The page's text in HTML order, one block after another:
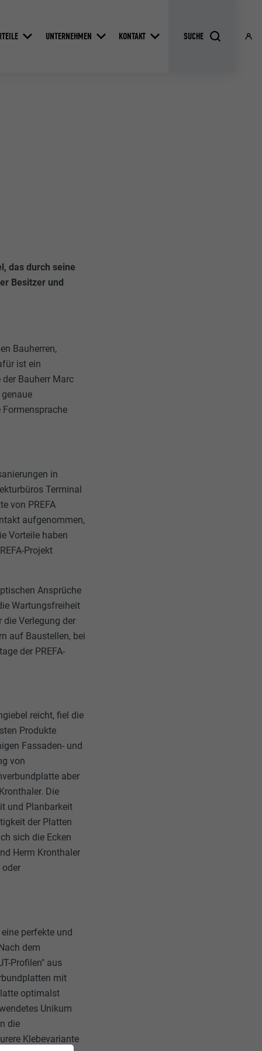
UNTERNEHMEN KONTAKT
das durch seine
Besitzer und
Bauherren,
ist ein
Bauherr Marc
in
Terminal
von PREFA
aufgenommen,
Vorteile haben
Projekt
Ansprüche
Wartungsfreiheit
Verlegung der
auf Baustellen, bei
der PREFA-
reicht, fiel die
Produkte
Fassaden- und
von
aber
Die
und Planbarkeit
der Platten
sich die Ecken
Herrn Kronthaler
perfekte und
dem
Profilen" aus
mit
optimalst
Unikum
die
Klebevariante